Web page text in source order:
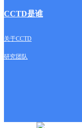
CCTD是谁
关于CCTD
研究团队